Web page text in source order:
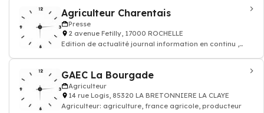
Agriculteur Charentais
Presse
2 avenue Fetilly, 17000 ROCHELLE
Edition de actualité journal information en continu ,
GAEC La Bourgade
Agriculteur
14 rue Logis, 85320 LA BRETONNIERE LA CLAYE
Agriculteur: agriculture, france agricole, producteur